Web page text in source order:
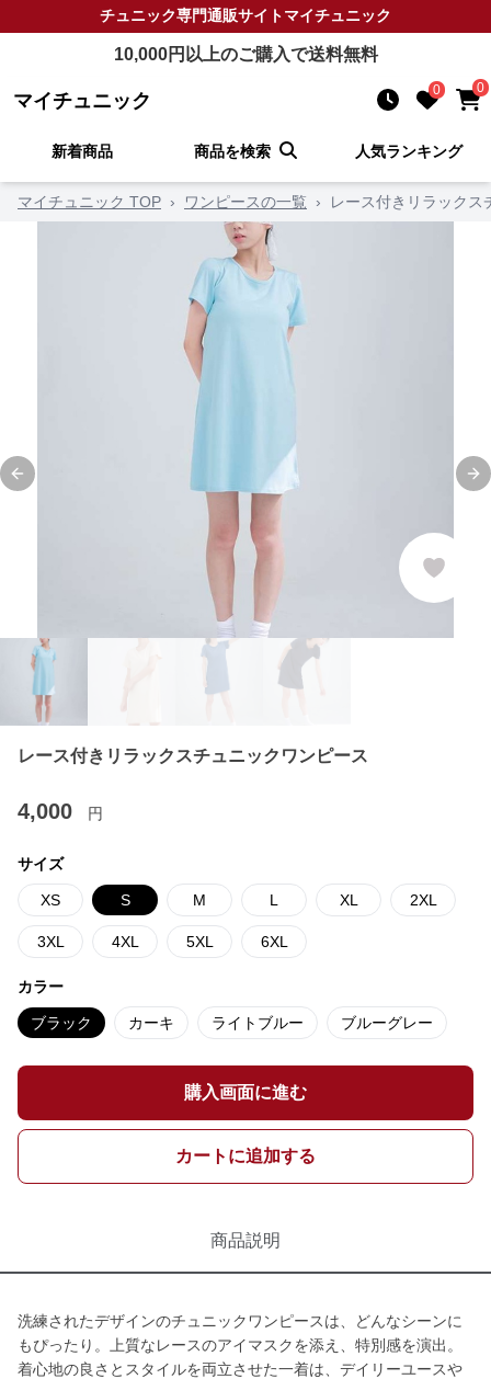
チュニック専門通販サイトマイチュニック
10,000円以上のご購入で送料無料
マイチュニック 0 0
新着商品 商品を検索 人気ランキング
マイチュニック TOP › ワンピースの一覧 › レース付きリラックス
Previous slide
レース付きリラックスチュニックワンピース
4,000 円
サイズ
XS S M L XL 2XL
3XL 4XL 5XL 6XL
カラー
ブラック カーキ ライトブルー ブルーグレー
購入画面に進む
カートに追加する
商品説明
洗練されたデザインのチュニックワンピースは、どんなシーンに
もぴったり。上質なレースのアイマスクを添え、特別感を演出。
着心地の良さとスタイルを両立させた一着は、デイリーユースや